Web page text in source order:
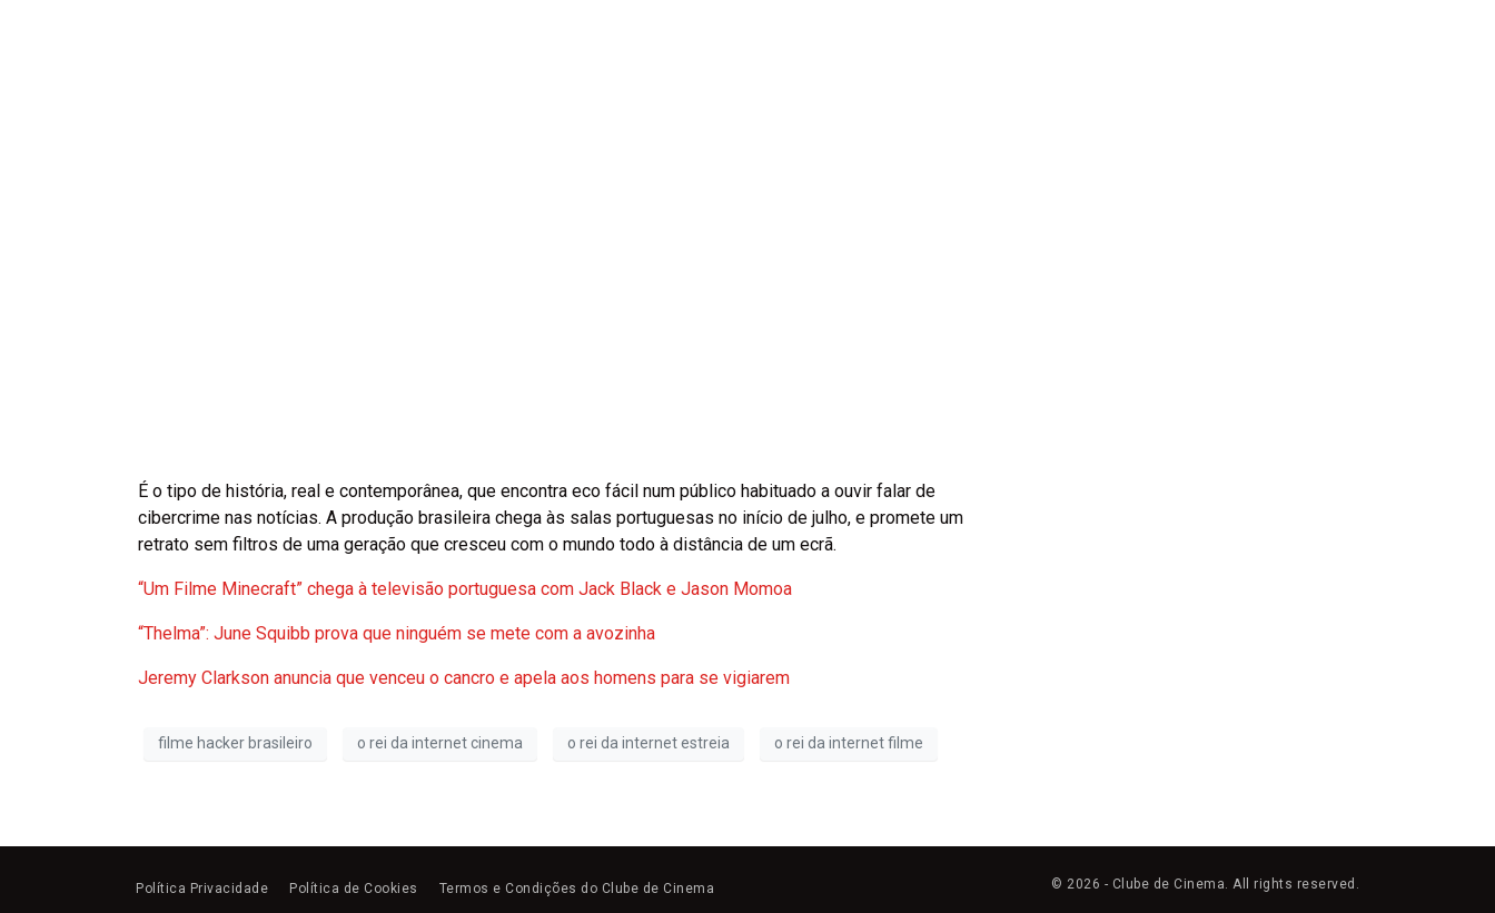
É o tipo de história, real e contemporânea, que encontra eco fácil num público habituado a ouvir falar de
cibercrime nas notícias. A produção brasileira chega às salas portuguesas no início de julho, e promete um
retrato sem filtros de uma geração que cresceu com o mundo todo à distância de um ecrã.
“Um Filme Minecraft” chega à televisão portuguesa com Jack Black e Jason Momoa
“Thelma”: June Squibb prova que ninguém se mete com a avozinha
Jeremy Clarkson anuncia que venceu o cancro e apela aos homens para se vigiarem
filme hacker brasileiro o rei da internet cinema o rei da internet estreia o rei da internet filme
Política Privacidade Política de Cookies Termos e Condições do Clube de Cinema © 2026 - Clube de Cinema. All rights reserved.